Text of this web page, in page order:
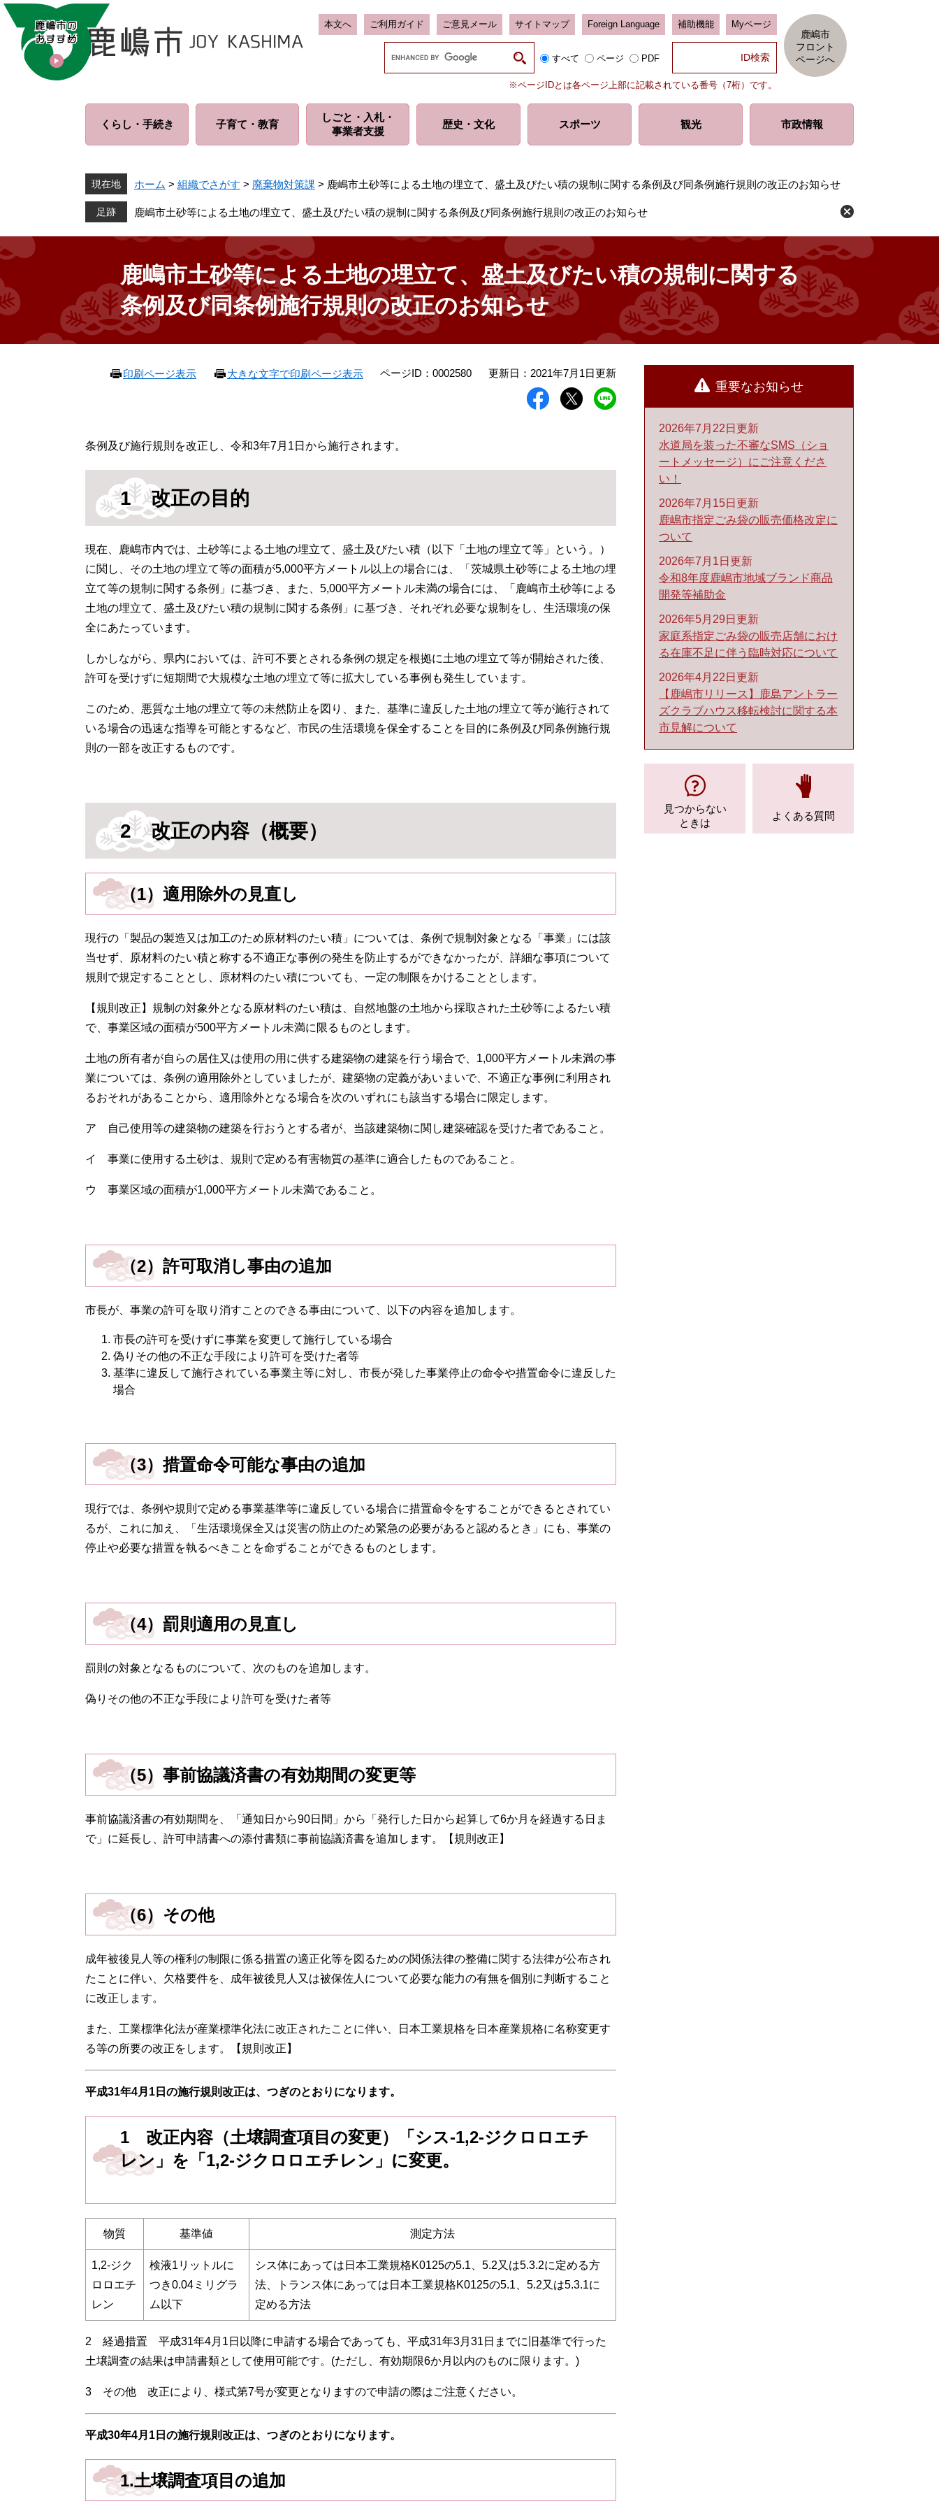
ペ
メ
本文へ ご利用ガイド ご意見メール サイトマップ Foreign Language 補助機能 Myページ
ム
索
すべて ページ PDF
※ページIDとは各ページ上部に記載されている番号（7桁）です。
鹿嶋市
フロント
ページへ
くらし・ 手続き 子育て・ 教育
しごと・入札・
事業者支援
歴史・ 文化 スポーツ 観光 市政情報
現在地 ホーム > 組織でさがす > 廃棄物対策課 > 鹿嶋市土砂等による土地の埋立て、盛土及びたい積の規制に関する条例及び同条例施行規則の改正のお知らせ
鹿嶋市土砂等による土地の埋立て、盛土及びたい積の規制に関する条例及び同条例施行規則の改正のお知らせ
鹿嶋市土砂等による土地の埋立て、盛土及びたい積の規制に関する
条例及び同条例施行規則の改正のお知らせ
印刷ページ表示 大きな文字で印刷ページ表示 ページID：0002580 更新日：2021年7月1日更新
条例及び施行規則を改正し、令和3年7月1日から施行されます。
1 改正の目的
現在、鹿嶋市内では、土砂等による土地の埋立て、盛土及びたい積（以下「土地の埋立て等」という。）
に関し、その土地の埋立て等の面積が5,000平方メートル以上の場合には、「茨城県土砂等による土地の埋
立て等の規制に関する条例」に基づき、また、5,000平方メートル未満の場合には、「鹿嶋市土砂等による
土地の埋立て、盛土及びたい積の規制に関する条例」に基づき、それぞれ必要な規制をし、生活環境の保
全にあたっています。
しかしながら、県内においては、許可不要とされる条例の規定を根拠に土地の埋立て等が開始された後、
許可を受けずに短期間で大規模な土地の埋立て等に拡大している事例も発生しています。
このため、悪質な土地の埋立て等の未然防止を図り、また、基準に違反した土地の埋立て等が施行されて
いる場合の迅速な指導を可能とするなど、市民の生活環境を保全することを目的に条例及び同条例施行規
則の一部を改正するものです。
2 改正の内容（概要）
（1）適用除外の見直し
現行の「製品の製造又は加工のため原材料のたい積」については、条例で規制対象となる「事業」には該
当せず、原材料のたい積と称する不適正な事例の発生を防止するができなかったが、詳細な事項について
規則で規定することとし、原材料のたい積についても、一定の制限をかけることとします。
【規則改正】規制の対象外となる原材料のたい積は、自然地盤の土地から採取された土砂等によるたい積
で、事業区域の面積が500平方メートル未満に限るものとします。
土地の所有者が自らの居住又は使用の用に供する建築物の建築を行う場合で、1,000平方メートル未満の事
業については、条例の適用除外としていましたが、建築物の定義があいまいで、不適正な事例に利用され
るおそれがあることから、適用除外となる場合を次のいずれにも該当する場合に限定します。
ア 自己使用等の建築物の建築を行おうとする者が、当該建築物に関し建築確認を受けた者であること。
イ 事業に使用する土砂は、規則で定める有害物質の基準に適合したものであること。
ウ 事業区域の面積が1,000平方メートル未満であること。
（2）許可取消し事由の追加
市長が、事業の許可を取り消すことのできる事由について、以下の内容を追加します。
市長の許可を受けずに事業を変更して施行している場合
偽りその他の不正な手段により許可を受けた者等
基準に違反して施行されている事業主等に対し、市長が発した事業停止の命令や措置命令に違反した
場合
（3）措置命令可能な事由の追加
現行では、条例や規則で定める事業基準等に違反している場合に措置命令をすることができるとされてい
るが、これに加え、「生活環境保全又は災害の防止のため緊急の必要があると認めるとき」にも、事業の
停止や必要な措置を執るべきことを命ずることができるものとします。
（4）罰則適用の見直し
罰則の対象となるものについて、次のものを追加します。
偽りその他の不正な手段により許可を受けた者等
（5）事前協議済書の有効期間の変更等
事前協議済書の有効期間を、「通知日から90日間」から「発行した日から起算して6か月を経過する日ま
で」に延長し、許可申請書への添付書類に事前協議済書を追加します。【規則改正】
（6） その他
成年被後見人等の権利の制限に係る措置の適正化等を図るための関係法律の整備に関する法律が公布され
たことに伴い、欠格要件を、成年被後見人又は被保佐人について必要な能力の有無を個別に判断すること
に改正します。
また、工業標準化法が産業標準化法に改正されたことに伴い、日本工業規格を日本産業規格に名称変更す
る等の所要の改正をします。【規則改正】
平成31年4月1日の施行規則改正は、つぎのとおりになります。
1 改正内容（土壌調査項目の変更）「シス-1,2-ジクロロエチ
レン」を「1,2-ジクロロエチレン」に変更。
物質 基準値 測定方法
1,2-ジク
ロロエチ
レン
検液1リットルに
つき0.04ミリグラ
ム以下
シス体にあっては日本工業規格K0125の5.1、5.2又は5.3.2に定める方
法、トランス体にあっては日本工業規格K0125の5.1、5.2又は5.3.1に
定める方法
2 経過措置 平成31年4月1日以降に申請する場合であっても、平成31年3月31日までに旧基準で行った
土壌調査の結果は申請書類として使用可能です。(ただし、有効期限6か月以内のものに限ります。)
3 その他 改正により、様式第7号が変更となりますので申請の際はご注意ください。
平成30年4月1日の施行規則改正は、つぎのとおりになります。
1.土壌調査項目の追加
重要なお知らせ
2026年7月22日更新
水道局を装った不審なSMS（ショ
ートメッセージ）にご注意くださ
い！
2026年7月15日更新
鹿嶋市指定ごみ袋の販売価格改定に
ついて
2026年7月1日更新
令和8年度鹿嶋市地域ブランド商品
開発等補助金
2026年5月29日更新
家庭系指定ごみ袋の販売店舗におけ
る在庫不足に伴う臨時対応について
2026年4月22日更新
【鹿嶋市リリース】鹿島アントラー
ズクラブハウス移転検討に関する本
市見解について
見つからない
ときは
よくある質問